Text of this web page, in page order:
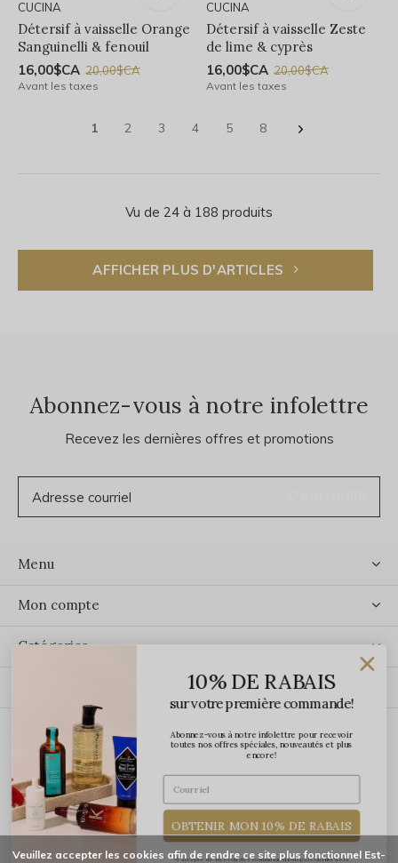
CUCINA
Détersif à vaisselle Orange
Sanguinelli & fenouil
16,00$CA 20,00$CA
Avant les taxes
CUCINA
Détersif à vaisselle Zeste
de lime & cyprès
16,00$CA 20,00$CA
Avant les taxes
1 2 3 4 5 8
Vu de 24 à 188 produits
AFFICHER PLUS D'ARTICLES
Abonnez-vous à notre infolettre
Recevez les dernières offres et promotions
Menu
Mon compte
Catégories
ÉCRIVEZ-NOUS
Veuillez accepter les cookies afin de rendre ce site plus fonctionnel Est-
10% DE RABAIS
sur votre première commande!
Abonnez-vous à notre infolettre pour recevoir
toutes nos offres spéciales, nouveautés et plus
encore!
OBTENIR MON 10% DE RABAIS
*J'accepte de recevoir des communications par courriel de la